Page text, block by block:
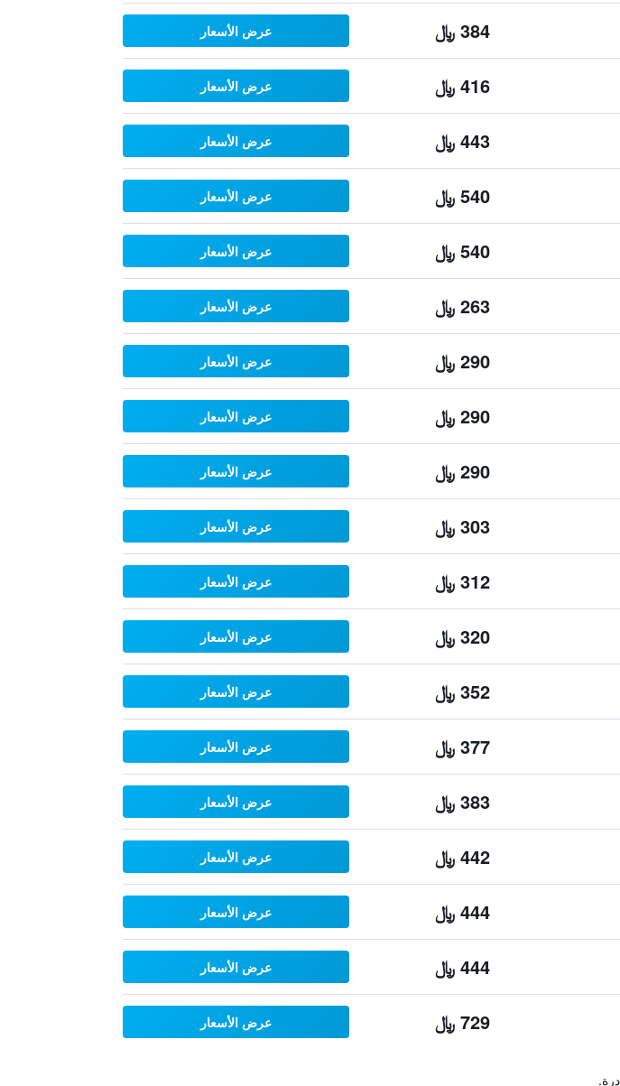
384 ﷼ عرض الأسعار
416 ﷼ عرض الأسعار
443 ﷼ عرض الأسعار
540 ﷼ عرض الأسعار
540 ﷼ عرض الأسعار
263 ﷼ عرض الأسعار
290 ﷼ عرض الأسعار
290 ﷼ عرض الأسعار
290 ﷼ عرض الأسعار
303 ﷼ عرض الأسعار
312 ﷼ عرض الأسعار
320 ﷼ عرض الأسعار
352 ﷼ عرض الأسعار
377 ﷼ عرض الأسعار
383 ﷼ عرض الأسعار
442 ﷼ عرض الأسعار
444 ﷼ عرض الأسعار
444 ﷼ عرض الأسعار
729 ﷼ عرض الأسعار